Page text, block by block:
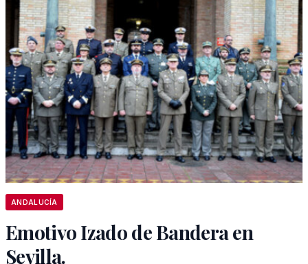
ANDALUCÍA
Emotivo Izado de Bandera en
Sevilla.